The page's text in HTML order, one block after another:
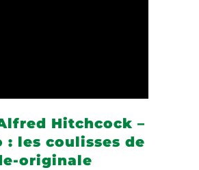
Hitchcock –
: les coulisses de
originale